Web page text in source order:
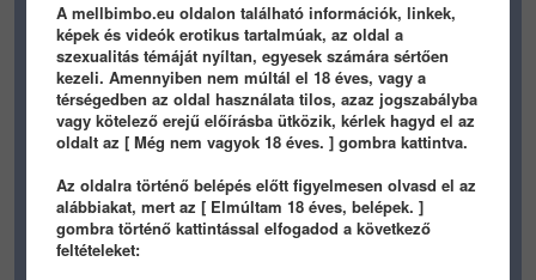
2025-04-30 WEDNESDAY
1 éve 1 éve
A mellbimbo.eu oldalon található információk, linkek,
képek és videók erotikus tartalmúak, az oldal a
szexualitás témáját nyíltan, egyesek számára sértően
kezeli. Amennyiben nem múltál el 18 éves, vagy a
térségedben az oldal használata tilos, azaz jogszabályba
vagy kötelező erejű előírásba ütközik, kérlek hagyd el az
oldalt az [ Még nem vagyok 18 éves. ] gombra kattintva.
Az oldalra történő belépés előtt figyelmesen olvasd el az
alábbiakat, mert az [ Elmúltam 18 éves, belépek. ]
gombra történő kattintással elfogadod a következő
feltételeket: